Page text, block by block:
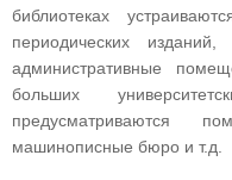
библиотеках
периодических
административные
больших
предусматриваются
машинописные бюро и т.д.